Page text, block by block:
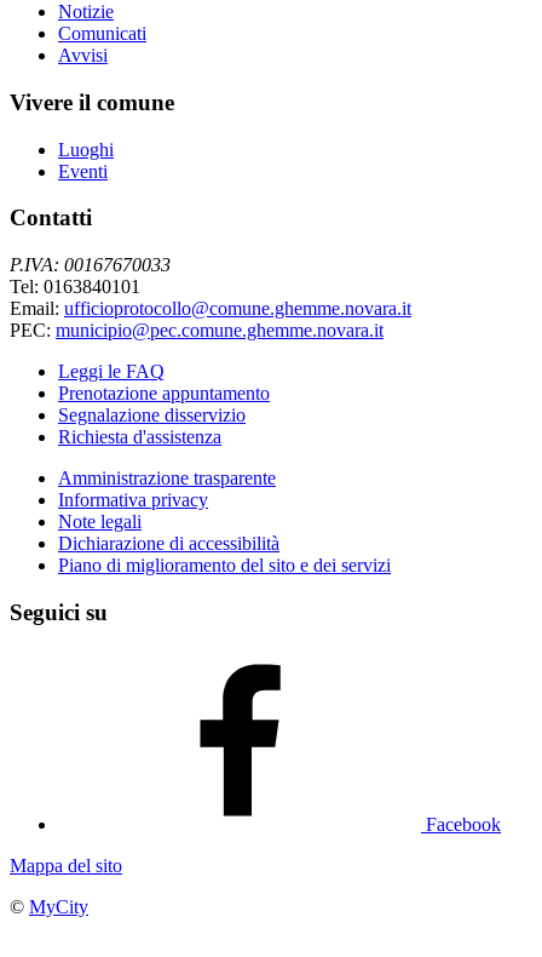
Notizie
Comunicati
Avvisi
Vivere il comune
Luoghi
Eventi
Contatti
P.IVA: 00167670033
Tel: 0163840101
Email: ufficioprotocollo@comune.ghemme.novara.it
PEC: municipio@pec.comune.ghemme.novara.it
Leggi le FAQ
Prenotazione appuntamento
Segnalazione disservizio
Richiesta d'assistenza
Amministrazione trasparente
Informativa privacy
Note legali
Dichiarazione di accessibilità
Piano di miglioramento del sito e dei servizi
Seguici su
Facebook
Mappa del sito
© MyCity